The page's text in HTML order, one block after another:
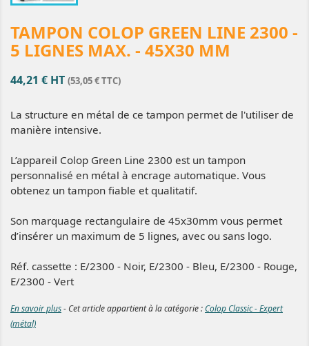
TAMPON COLOP GREEN LINE 2300 -
5 LIGNES MAX. - 45X30 MM
44,21 € HT (53,05 € TTC)
La structure en métal de ce tampon permet de l'utiliser de
manière intensive.
L’appareil Colop Green Line 2300 est un tampon
personnalisé en métal à encrage automatique. Vous
obtenez un tampon fiable et qualitatif.
Son marquage rectangulaire de 45x30mm vous permet
d’insérer un maximum de 5 lignes, avec ou sans logo.
Réf. cassette : E/2300 - Noir, E/2300 - Bleu, E/2300 - Rouge,
E/2300 - Vert
En savoir plus- Cet article appartient à la catégorie :Colop Classic - Expert
(métal)